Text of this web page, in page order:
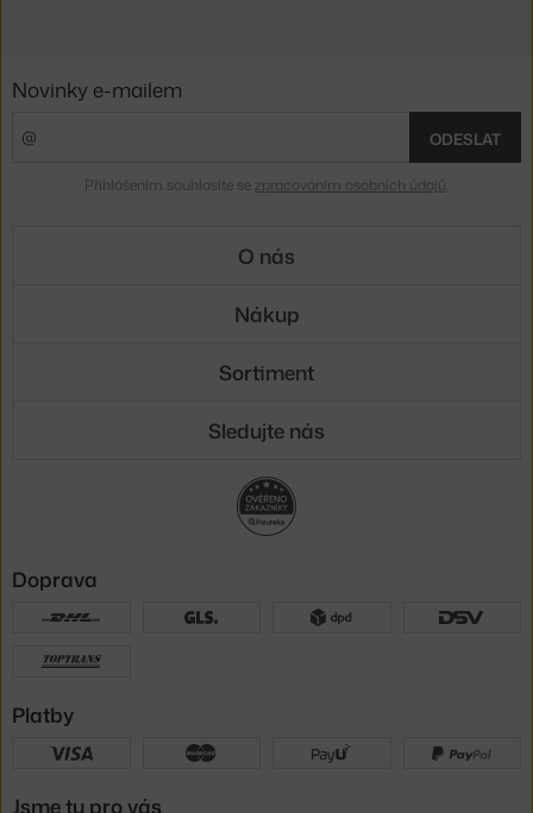
Novinky e-mailem
ODESLAT
Přihlášením souhlasíte se zpracováním osobních údajů
O nás
Nákup
Sortiment
Sledujte nás
Doprava
Platby
Jsme tu pro vás